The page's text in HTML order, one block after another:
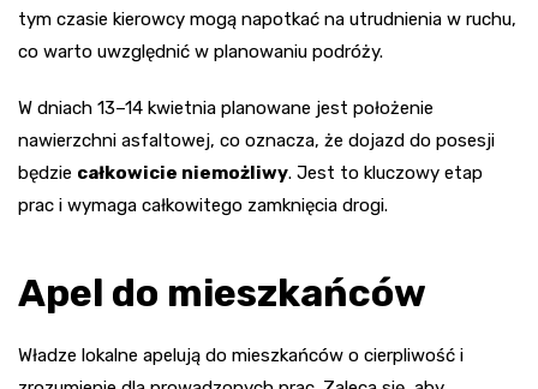
tym czasie kierowcy mogą napotkać na utrudnienia w ruchu,
co warto uwzględnić w planowaniu podróży.
W dniach 13–14 kwietnia planowane jest położenie
nawierzchni asfaltowej, co oznacza, że dojazd do posesji
będzie całkowicie niemożliwy. Jest to kluczowy etap
prac i wymaga całkowitego zamknięcia drogi.
Apel do mieszkańców
Władze lokalne apelują do mieszkańców o cierpliwość i